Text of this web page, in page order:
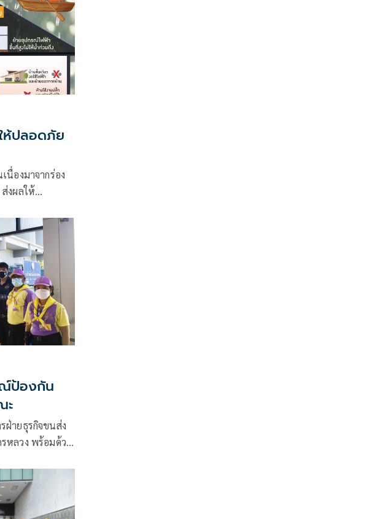
ห้ปลอดภัย
นื่องมาจากร่อง
งผลให้
กล่าวระวัง
MEA ห่วงใย
ป้องกัน
ะ
ฝ่ายธุรกิจขนส่ง
หลวง พร้อมด้วย